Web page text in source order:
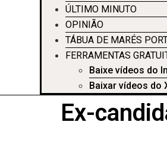
ÚLTIMO MINUTO
OPINIÃO
TÁBUA DE MARÉS
FERRAMENTAS
Baixe vídeos do
Baixar vídeos do
Ex-